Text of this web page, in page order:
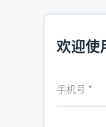
欢迎使
手机号 *